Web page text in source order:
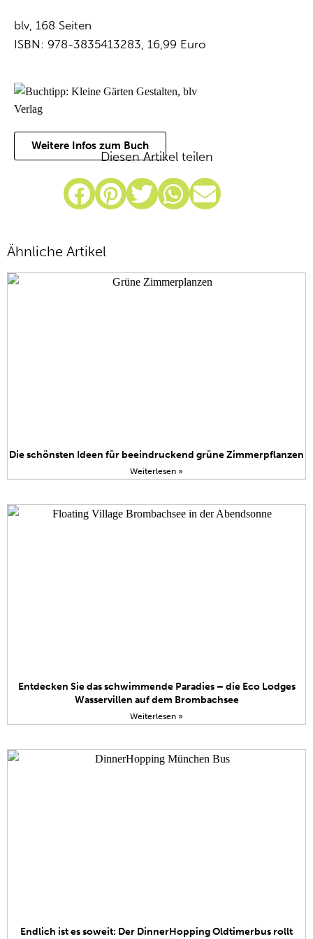
blv, 168 Seiten
ISBN: 978-3835413283, 16,99 Euro
Weitere Infos zum Buch
Diesen Artikel teilen
Ähnliche Artikel
Die schönsten Ideen für beeindruckend grüne Zimmerpflanzen
Weiterlesen »
Entdecken Sie das schwimmende Paradies – die Eco Lodges
Wasservillen auf dem Brombachsee
Weiterlesen »
Endlich ist es soweit: Der DinnerHopping Oldtimerbus rollt